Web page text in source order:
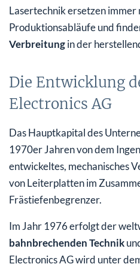
Lasertechnik ersetzen
Produktionsabläufe und
Verbreitungin der
Die Entwicklung
Electronics AG
Das Hauptkapital des
1970er Jahren von dem
entwickeltes, mechanisches
von Leiterplatten im
Frästiefenbegrenzer.
Im Jahr 1976 erfolgt der
bahnbrechenden Technik
Electronics AG wird unter